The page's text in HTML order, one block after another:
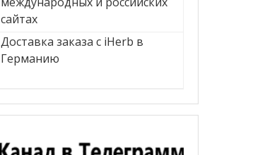
сайтах
Доставка заказа с iHerb в
Германию